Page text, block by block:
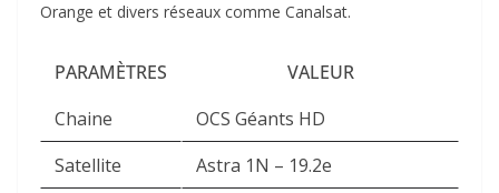
Orange et divers réseaux comme Canalsat.
PARAMÈTRES
VALEUR
Chaine
OCS Géants HD
Satellite
Astra 1N – 19.2e